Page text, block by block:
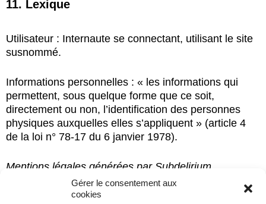
Gérer le consentement aux
cookies
11. Lexique
Utilisateur : Internaute se connectant, utilisant le site
susnommé.
Informations personnelles : « les informations qui
permettent, sous quelque forme que ce soit,
directement ou non, l’identification des personnes
physiques auxquelles elles s’appliquent » (article 4
de la loi n° 78-17 du 6 janvier 1978).
Mentions légales générées par Subdelirium